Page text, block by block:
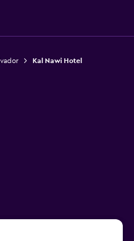
Kal Nawi Hotel